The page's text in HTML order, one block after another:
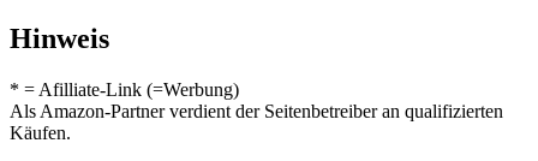
Hinweis
* = Afilliate-Link (=Werbung)
Als Amazon-Partner verdient der Seitenbetreiber an qualifizierten
Käufen.